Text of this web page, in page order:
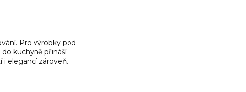
Pro výrobky pod
kuchyně přináší
i elegancí zároveň.